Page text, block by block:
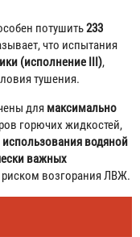
потушить233
что испытания
(исполнение III),
тушения.
для максимально
горючих жидкостей,
водяной
важных
возгорания ЛВЖ.